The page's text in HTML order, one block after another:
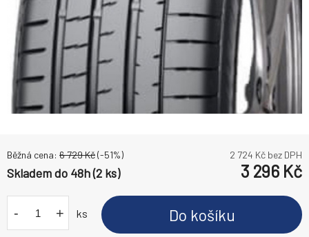
Běžná cena: 6 729Kč(-51%) 2 724 Kč bez DPH
Skladem do 48h (2 ks) 3 296 Kč
- + ks Do košíku